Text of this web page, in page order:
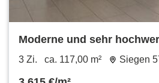
Moderne und sehr
3 Zi. ca. 117,00 m² Siegen